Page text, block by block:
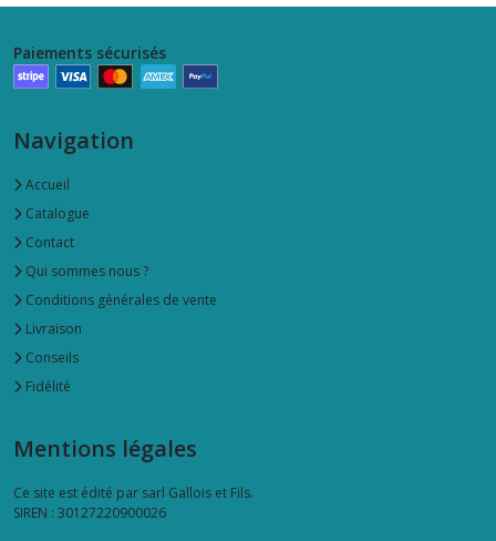
Paiements sécurisés
Navigation
Accueil
Catalogue
Contact
Qui sommes nous ?
Conditions générales de vente
Livraison
Conseils
Fidélité
Mentions légales
Ce site est édité par sarl Gallois et Fils.
SIREN : 30127220900026